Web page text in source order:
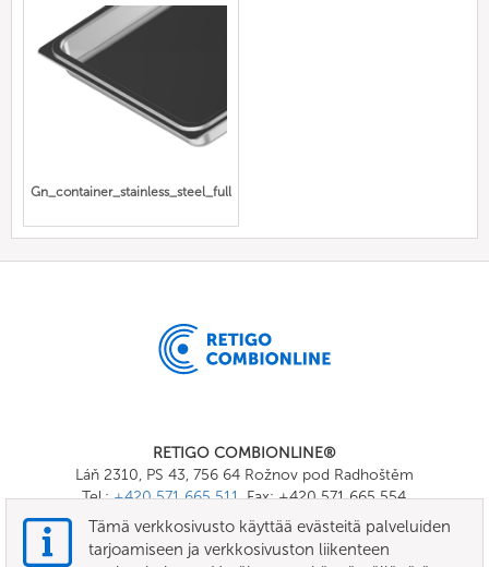
Gn_container_stainless_steel_full
RETIGO COMBIONLINE®
Láň 2310, PS 43, 756 64 Rožnov pod Radhoštěm
Tel.:+420 571 665 511, Fax: +420 571 665 554
E-mail:
info@combionline.com
Tämä verkkosivusto käyttää evästeitä palveluiden
tarjoamiseen ja verkkosivuston liikenteen